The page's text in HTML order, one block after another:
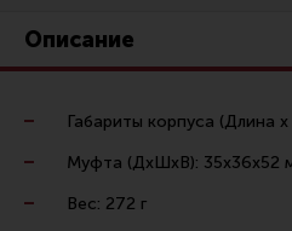
Другие аксессуары IPSC
Экипировка
Описание
Габариты корпуса (Длина
Муфта (ДхШхВ): 35х36х52
Вес: 272 г